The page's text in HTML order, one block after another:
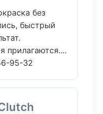
без
быстрый
прилагаются....
95-32